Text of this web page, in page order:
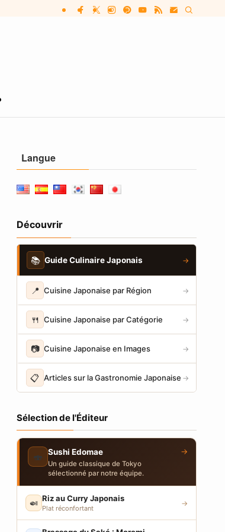
Langue
Découvrir
📚 Guide Culinaire Japonais →
📍 Cuisine Japonaise par Région →
🍴 Cuisine Japonaise par Catégorie →
📷 Cuisine Japonaise en Images →
📋 Articles sur la Gastronomie Japonaise →
Sélection de l'Éditeur
🍣 Sushi Edomae
Un guide classique de Tokyo
sélectionné par notre équipe.
→
🍛 Riz au Curry Japonais
Plat réconfortant
→